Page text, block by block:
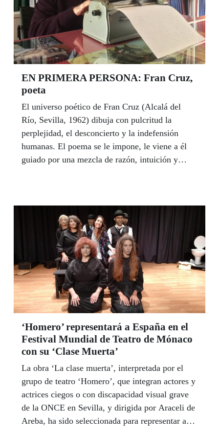
EN PRIMERA PERSONA: Fran Cruz,
poeta
El universo poético de Fran Cruz (Alcalá del
Río, Sevilla, 1962) dibuja con pulcritud la
perplejidad, el desconcierto y la indefensión
humanas. El poema se le impone, le viene a él
guiado por una mezcla de razón, intuición y
Carmona, el sonido de la Perkins se apodera del
espacio para sembrar nuevos versos, que
alumbrarán nuevas estrofas y darán a luz nuevos
poemarios. Es su manera de ver, sostiene. El
fundador de la Revista Palimpsesto y asesor
literario de la Revisat Sibila, todo un referente en
América Latina por la singularidad de su obra,
tiene intención de terminar en este nuevo 2021 el
GRESA.
‘Homero’ representará a España en el
Festival Mundial de Teatro de Mónaco
con su ‘Clase Muerta’
La obra ‘La clase muerta’, interpretada por el
grupo de teatro ‘Homero’, que integran actores y
actrices ciegos o con discapacidad visual grave
de la ONCE en Sevilla, y dirigida por Araceli de
Areba, ha sido seleccionada para representar a